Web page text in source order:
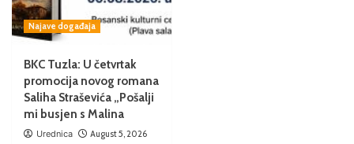
Najave događaja
BKC Tuzla: U četvrtak
promocija novog romana
Saliha Straševića „Pošalji
mi busjen s Malina
Urednica August 5, 2026